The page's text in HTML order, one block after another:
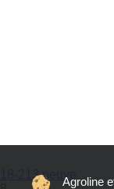
Agroline
18-213 neuve